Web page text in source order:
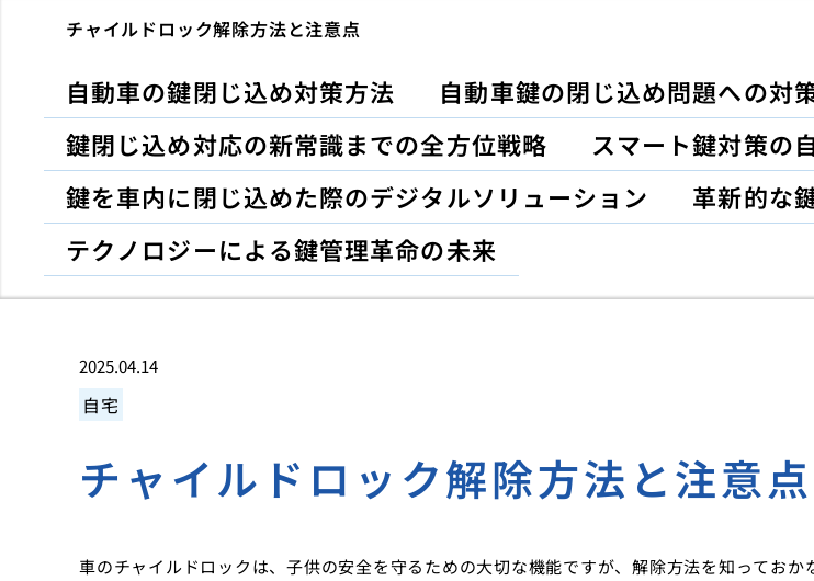
チャイルドロック解除方法と注意点
自動車の鍵閉じ込め対策方法
自動車鍵の閉じ込め問題への対
鍵閉じ込め対応の新常識までの全方位戦略
スマート鍵対策の
鍵を車内に閉じ込めた際のデジタルソリューション
革新的な
テクノロジーによる鍵管理革命の未来
2025.04.14
自宅
チャイルドロック解除方法と注意点
車のチャイルドロックは、子供の安全を守るための大切な機能ですが、解除方法を知っておか